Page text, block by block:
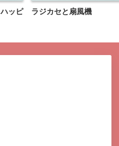
ッピ
ラジカセと扇風機